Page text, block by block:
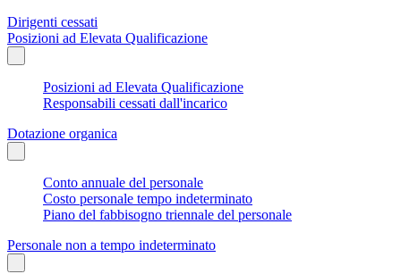
Dirigenti cessati
Posizioni ad Elevata Qualificazione
Posizioni ad Elevata Qualificazione
Responsabili cessati dall'incarico
Dotazione organica
Conto annuale del personale
Costo personale tempo indeterminato
Piano del fabbisogno triennale del personale
Personale non a tempo indeterminato